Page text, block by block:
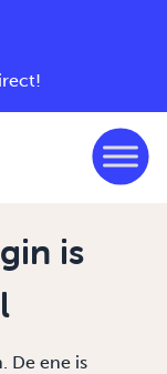
is
De ene is